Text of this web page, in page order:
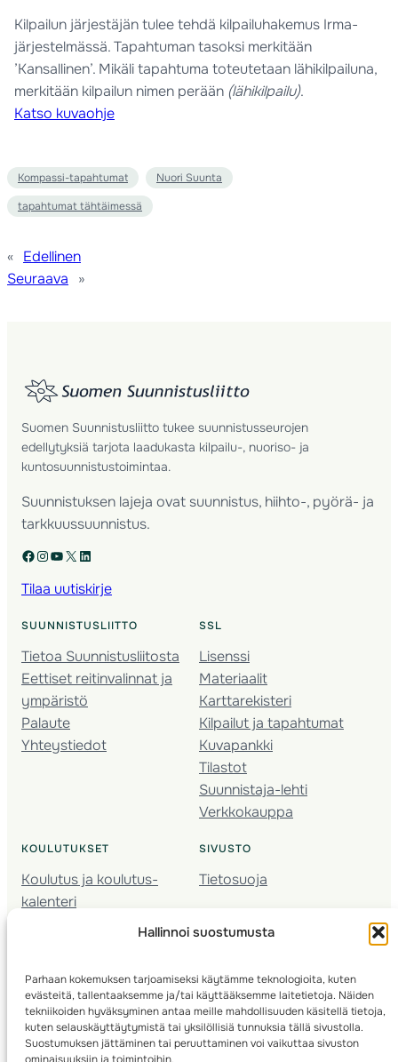
Hallinnoi suostumusta
Parhaan kokemuksen tarjoamiseksi käytämme teknologioita, kuten
evästeitä, tallentaaksemme ja/tai käyttääksemme laitetietoja. Näiden
tekniikoiden hyväksyminen antaa meille mahdollisuuden käsitellä tietoja,
kuten selauskäyttäytymistä tai yksilöllisiä tunnuksia tällä sivustolla.
Suostumuksen jättäminen tai peruuttaminen voi vaikuttaa sivuston
Kilpailun järjestäjän tulee tehdä kilpailuhakemus Irma-
järjestelmässä. Tapahtuman tasoksi merkitään
’Kansallinen’. Mikäli tapahtuma toteutetaan lähikilpailuna,
merkitään kilpailun nimen perään (lähikilpailu).
Katso kuvaohje
Kompassi-tapahtumat
Nuori Suunta
tapahtumat tähtäimessä
« Edellinen
Seuraava
»
Suomen Suunnistusliitto tukee suunnistusseurojen
edellytyksiä tarjota laadukasta kilpailu-, nuoriso- ja
kuntosuunnistustoimintaa.
Suunnistuksen lajeja ovat suunnistus, hiihto-, pyörä- ja
tarkkuussuunnistus.
Facebook Instagram YouTube X LinkedIn
Tilaa uutiskirje
SUUNNISTUSLIITTO
Tietoa Suunnistusliitosta
Eettiset reitinvalinnat ja
ympäristö
Palaute
Yhteystiedot
SSL
Lisenssi
Materiaalit
Karttarekisteri
Kilpailut ja tapahtumat
Kuvapankki
Tilastot
Suunnistaja-lehti
Verkkokauppa
KOULUTUKSET
Koulutus ja koulutus­
kalenteri
Nuorison koulutukset
Kartoitus
Ratamestari
SIVUSTO
Tietosuoja
© 2025 ·Suomen Suunnistusliitto· Valimotie 10, 00380 Helsinki, Finland